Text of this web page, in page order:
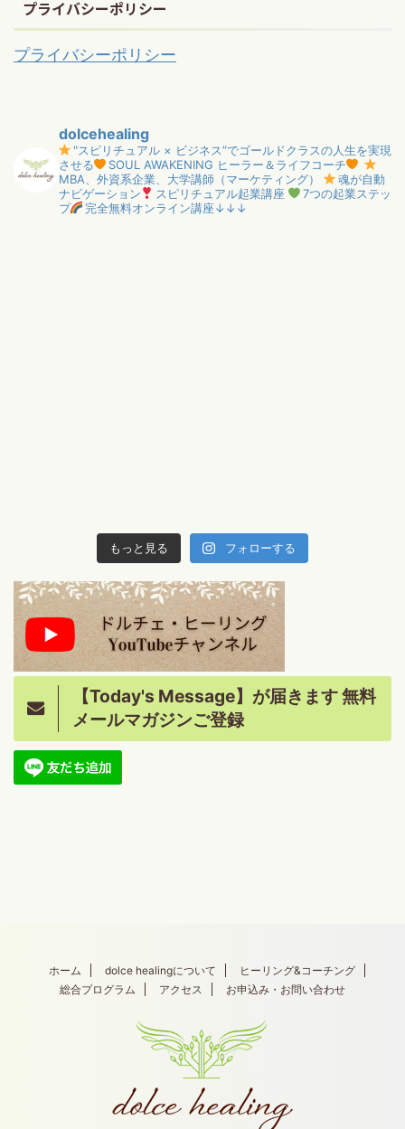
プライバシーポリシー
プライバシーポリシー
dolcehealing
"スピリチュアル × ビジネス”でゴールドクラスの人生を実現
させる
SOUL AWAKENING ヒーラー＆ライフコーチ
MBA、外資系企業、大学講師（マーケティング）
魂が自動
ナビゲーション
スピリチュアル起業講座
7つの起業ステッ
プ
完全無料オンライン講座↓↓↓
もっと見る フォローする
【Today's Message】が届きます 無料
メールマガジンご登録
ホーム dolce healingについて
ヒーリング&コーチング
総合プログラム
アクセス お申込み・お問い合わせ